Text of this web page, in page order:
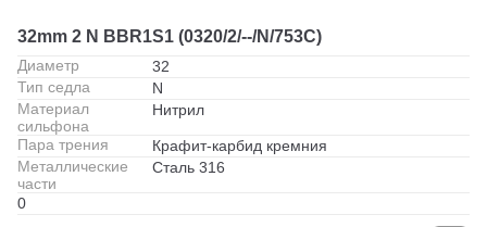
32mm 2 N BBR1S1 (0320/2/--/N/753C)
Диаметр
32
Тип седла
N
Материал
сильфона
Нитрил
Пара трения
Крафит-карбид кремния
Металлические
части
Сталь 316
0